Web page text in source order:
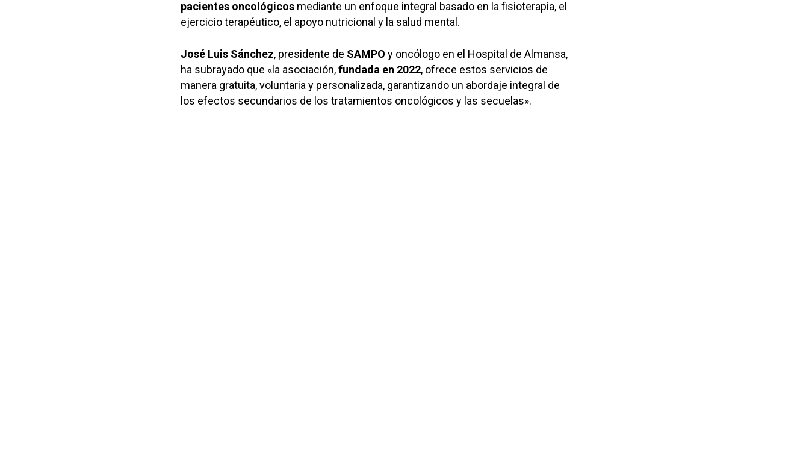
pacientes oncológicos mediante un enfoque integral basado en la fisioterapia, el
ejercicio terapéutico, el apoyo nutricional y la salud mental.
José Luis Sánchez, presidente de SAMPO y oncólogo en el Hospital de Almansa,
ha subrayado que «la asociación,fundada en 2022, ofrece estos servicios de
manera gratuita, voluntaria y personalizada, garantizando un abordaje integral de
los efectos secundarios de los tratamientos oncológicos y las secuelas».